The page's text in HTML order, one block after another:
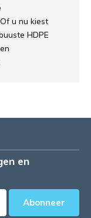
u nu kiest
HDPE
en
Abonneer